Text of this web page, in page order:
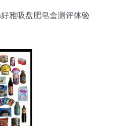
雅吸盘肥皂盒测评体验